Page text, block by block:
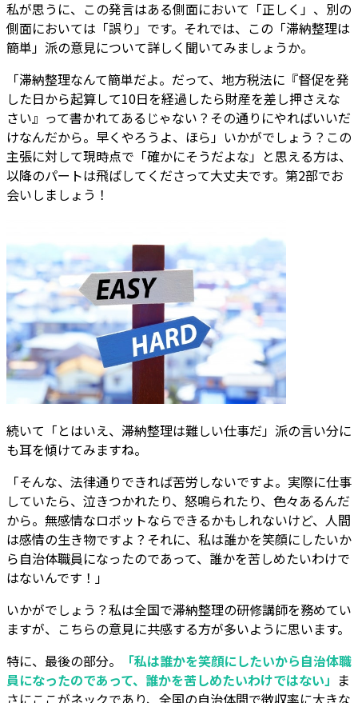
私が思うに、この発言はある側面において「正しく」、別の
側面においては「誤り」です。それでは、この「滞納整理は
簡単」派の意見について詳しく聞いてみましょうか。
「滞納整理なんて簡単だよ。だって、地方税法に『督促を発
した日から起算して10日を経過したら財産を差し押さえな
さい』って書かれてあるじゃない？その通りにやればいいだ
けなんだから。早くやろうよ、ほら」いかがでしょう？この
主張に対して現時点で「確かにそうだよな」と思える方は、
以降のパートは飛ばしてくださって大丈夫です。第2部でお
会いしましょう！
続いて「とはいえ、滞納整理は難しい仕事だ」派の言い分に
も耳を傾けてみますね。
「そんな、法律通りできれば苦労しないですよ。実際に仕事
していたら、泣きつかれたり、怒鳴られたり、色々あるんだ
から。無感情なロボットならできるかもしれないけど、人間
は感情の生き物ですよ？それに、私は誰かを笑顔にしたいか
ら自治体職員になったのであって、誰かを苦しめたいわけで
はないんです！」
いかがでしょう？私は全国で滞納整理の研修講師を務めてい
ますが、こちらの意見に共感する方が多いように思います。
特に、最後の部分。
「私は誰かを笑顔にしたいから自治体職
員になったのであって、誰かを苦しめたいわけではない」 ま
さにここがネックであり、全国の自治体間で徴収率に大きな